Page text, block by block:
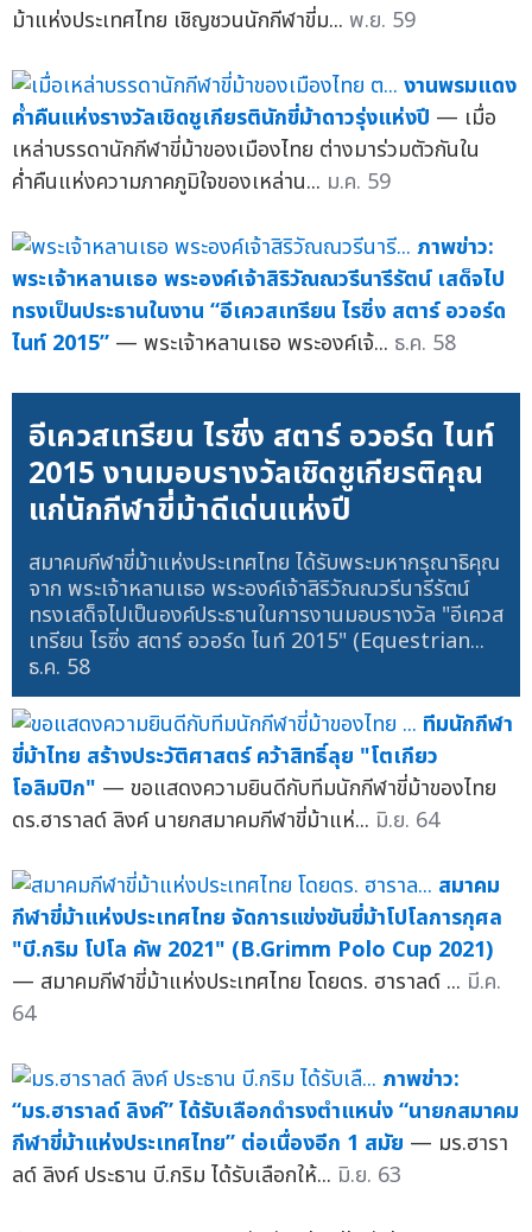
ม้าแห่งประเทศไทย เชิญชวนนักกีฬาขี่ม... พ.ย. 59
งานพรมแดง
ค่ำคืนแห่งรางวัลเชิดชูเกียรตินักขี่ม้าดาวรุ่งแห่งปี — เมื่อ
เหล่าบรรดานักกีฬาขี่ม้าของเมืองไทย ต่างมาร่วมตัวกันใน
ค่ำคืนแห่งความภาคภูมิใจของเหล่าน... ม.ค. 59
ภาพข่าว:
พระเจ้าหลานเธอ พระองค์เจ้าสิริวัณณวรีนารีรัตน์ เสด็จไป
ทรงเป็นประธานในงาน “อีเควสเทรียน ไรซิ่ง สตาร์ อวอร์ด
ไนท์ 2015” — พระเจ้าหลานเธอ พระองค์เจ้... ธ.ค. 58
อีเควสเทรียน ไรซิ่ง สตาร์ อวอร์ด ไนท์
2015 งานมอบรางวัลเชิดชูเกียรติคุณ
แก่นักกีฬาขี่ม้าดีเด่นแห่งปี
สมาคมกีฬาขี่ม้าแห่งประเทศไทย ได้รับพระมหากรุณาธิคุณ
จาก พระเจ้าหลานเธอ พระองค์เจ้าสิริวัณณวรีนารีรัตน์
ทรงเสด็จไปเป็นองค์ประธานในการงานมอบรางวัล "อีเควส
เทรียน ไรซิ่ง สตาร์ อวอร์ด ไนท์ 2015" (Equestrian...
ธ.ค. 58
ทีมนักกีฬา
ขี่ม้าไทย สร้างประวัติศาสตร์ คว้าสิทธิ์ลุย "โตเกียว
โอลิมปิก" — ขอแสดงความยินดีกับทีมนักกีฬาขี่ม้าของไทย
ดร.ฮาราลด์ ลิงค์ นายกสมาคมกีฬาขี่ม้าแห่... มิ.ย. 64
สมาคม
กีฬาขี่ม้าแห่งประเทศไทย จัดการแข่งขันขี่ม้าโปโลการกุศล
"บี.กริม โปโล คัพ 2021" (B.Grimm Polo Cup 2021)
— สมาคมกีฬาขี่ม้าแห่งประเทศไทย โดยดร. ฮาราลด์ ... มี.ค.
64
ภาพข่าว:
“มร.ฮาราลด์ ลิงค์” ได้รับเลือกดำรงตำแหน่ง “นายกสมาคม
กีฬาขี่ม้าแห่งประเทศไทย” ต่อเนื่องอีก 1 สมัย — มร.ฮารา
ลด์ ลิงค์ ประธาน บี.กริม ได้รับเลือกให้... มิ.ย. 63